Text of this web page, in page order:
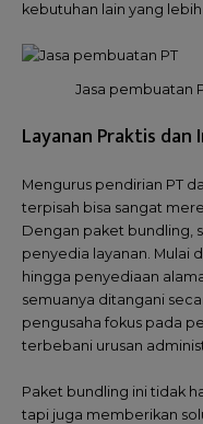
kebutuhan lain yang
Jasa pembuatan
Layanan Praktis
Mengurus pendirian PT
terpisah bisa sangat
Dengan paket bundling,
penyedia layanan. Mulai
hingga penyediaan
semuanya ditangani
pengusaha fokus pada
terbebani urusan
Paket bundling ini tidak
tapi juga memberikan